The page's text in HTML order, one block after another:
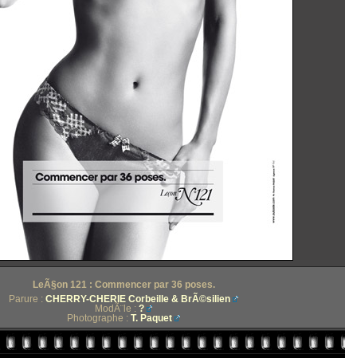
LeÃ§on 121 : Commencer par 36 poses.
Parure : CHERRY-CHERIE Corbeille & BrÃ©silien
ModÃ¨le : ?
Photographe : T. Paquet